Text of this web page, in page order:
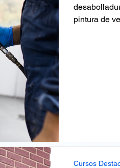
pintura de
Cursos